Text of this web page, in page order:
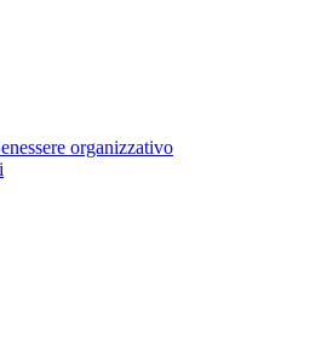
organizzativo